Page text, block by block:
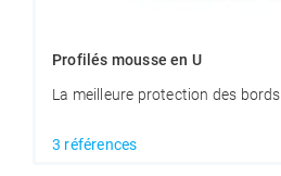
Profilés mousse en U
La meilleure protection des bords
3 références